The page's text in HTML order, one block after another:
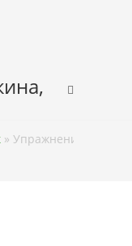
» Упражнение 128 –